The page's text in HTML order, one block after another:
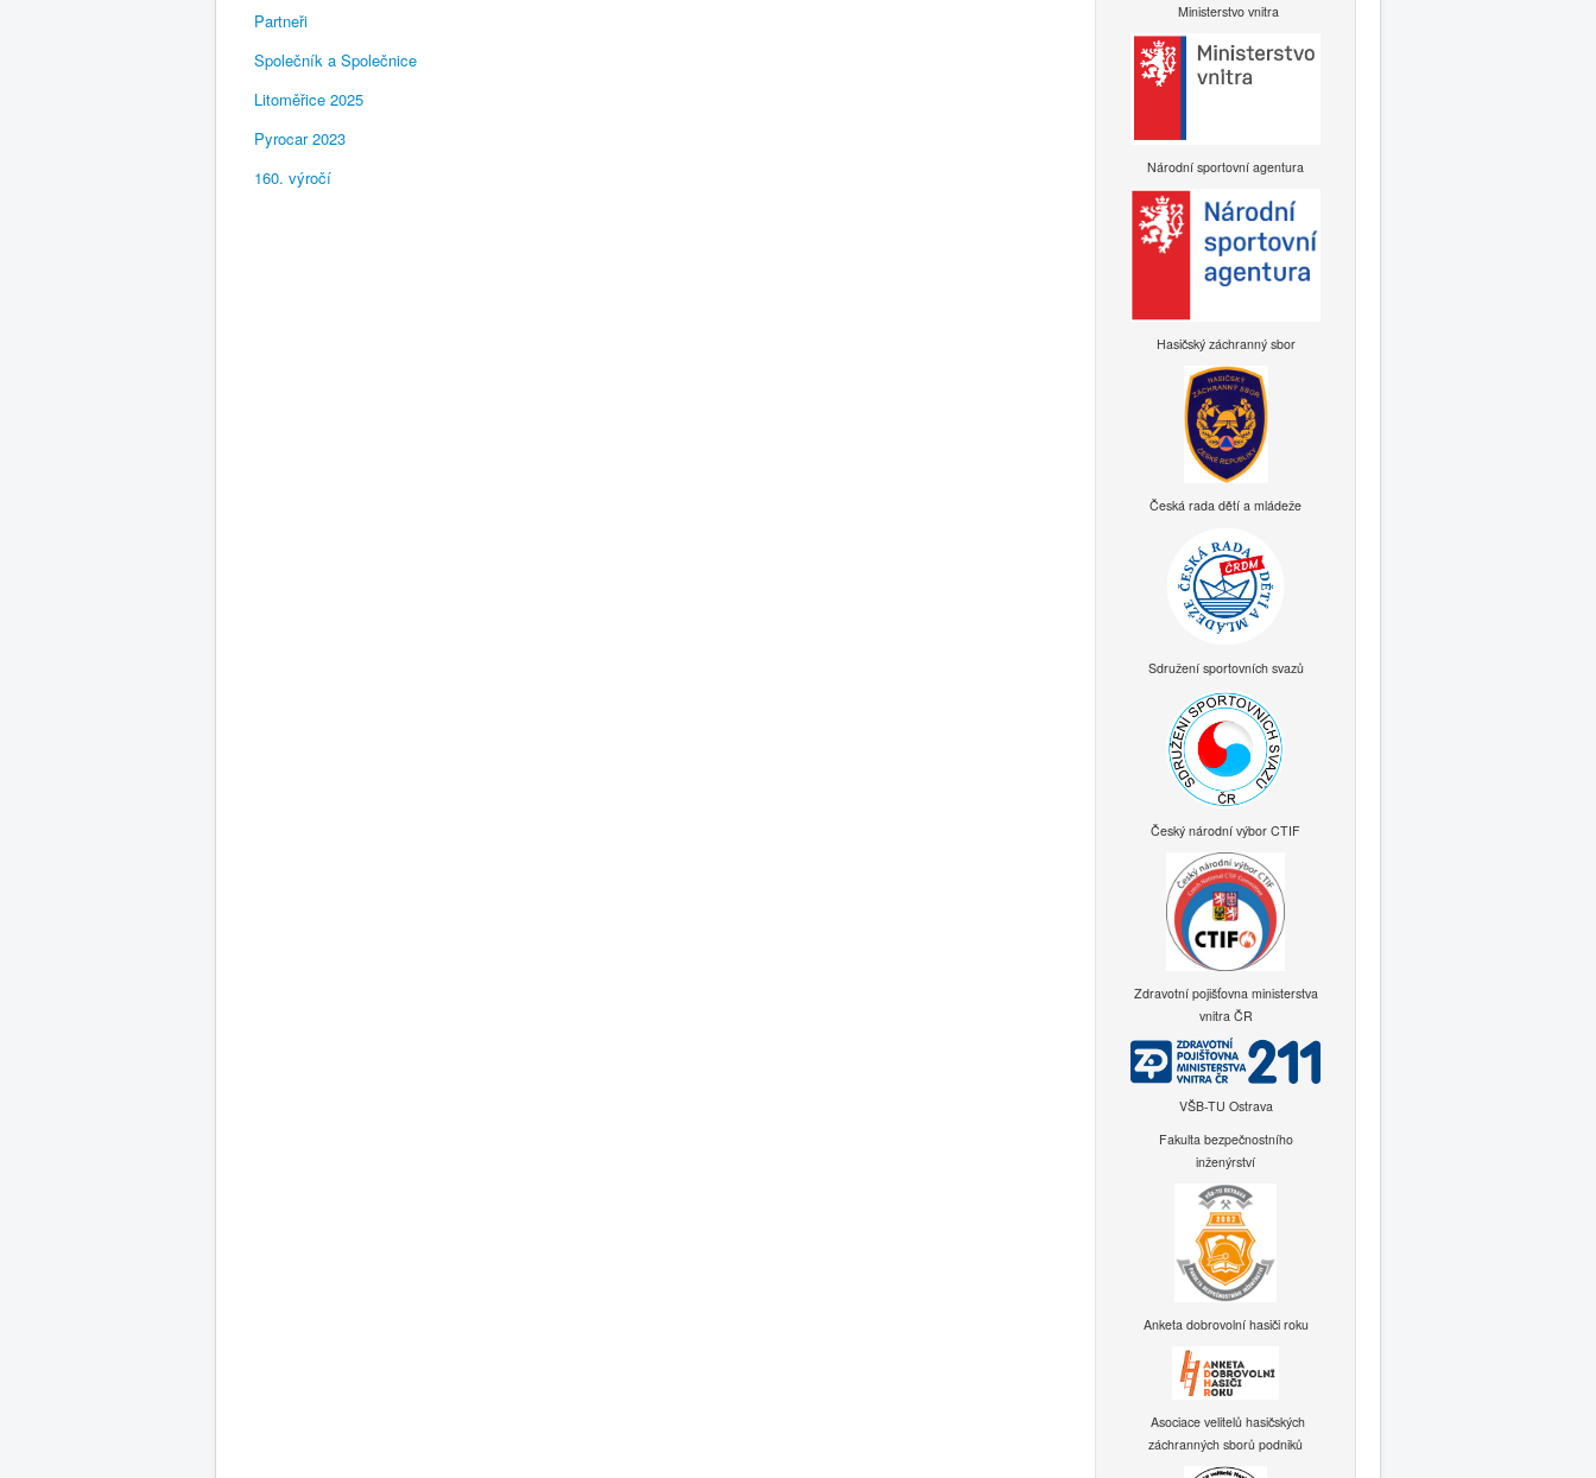
Partneři
Společník a Společnice
Litoměřice 2025
Pyrocar 2023
160. výročí
Ministerstvo vnitra
Národní sportovní agentura
Hasičský záchranný sbor
Česká rada dětí a mládeže
Sdružení sportovních svazů
Český národní výbor CTIF
Zdravotní pojišťovna ministerstva
vnitra ČR
VŠB-TU Ostrava
Fakulta bezpečnostního
inženýrství
Anketa dobrovolní hasiči roku
Asociace velitelů hasičských
záchranných sborů podniků